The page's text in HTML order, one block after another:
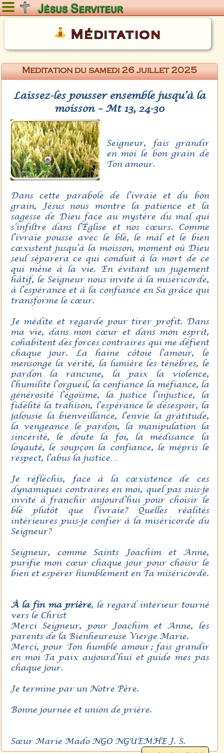
Dimanche 9 août 2026
Méditation
Meditation du samedi 26 juillet 2025
Laissez-les pousser ensemble jusqu’à la
moisson – Mt 13, 24-30
Seigneur, fais grandir
en moi le bon grain de
Ton amour.
Dans cette parabole de l’ivraie et du bon
grain, Jésus nous montre la patience et la
sagesse de Dieu face au mystère du mal qui
s’infiltre dans l’Église et nos cœurs. Comme
l’ivraie pousse avec le blé, le mal et le bien
cœxistent jusqu’à la moisson, moment où Dieu
seul séparera ce qui conduit à la mort de ce
qui mène à la vie. En évitant un jugement
hâtif, le Seigneur nous invite à la miséricorde,
à l’espérance et à la confiance en Sa grâce qui
transforme le cœur.
Je médite et regarde pour tirer profit. Dans
ma vie, dans mon cœur et dans mon esprit,
cohabitent des forces contraires qui me défient
chaque jour. La haine côtoie l’amour, le
mensonge la vérité, la lumière les ténèbres, le
pardon la rancune, la paix la violence,
l’humilité l’orgueil, la confiance la méfiance, la
générosité l’égoïsme, la justice l’injustice, la
fidélité la trahison, l’espérance le désespoir, la
jalousie la bienveillance, l’envie la gratitude,
la vengeance le pardon, la manipulation la
sincérité, le doute la foi, la médisance la
loyauté, le soupçon la confiance, le mépris le
respect, l’abus la justice…
Je réfléchis, face à la cœxistence de ces
dynamiques contraires en moi, quel pas suis-je
invité à franchir aujourd’hui pour choisir le
blé plutôt que l’ivraie? Quelles réalités
intérieures puis-je confier à la miséricorde du
Seigneur?
Seigneur, comme Saints Joachim et Anne,
purifie mon cœur chaque jour pour choisir le
bien et espérer humblement en Ta miséricorde.
À la fin ma prière, le regard intérieur tourné
vers le Christ
Merci Seigneur, pour Joachim et Anne, les
parents de la Bienheureuse Vierge Marie.
Merci, pour Ton humble amour ; fais grandir
en moi Ta paix aujourd’hui et guide mes pas
chaque jour.
Je termine par un Notre Père.
Bonne journée et union de prière.
Sœur Marie Mado NGO NGUEMHE J. S.